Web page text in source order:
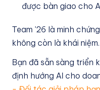
được bàn giao cho
Team '26 là minh
không còn là khái niệm.
Bạn đã sẵn sàng triển
định hướng AI cho